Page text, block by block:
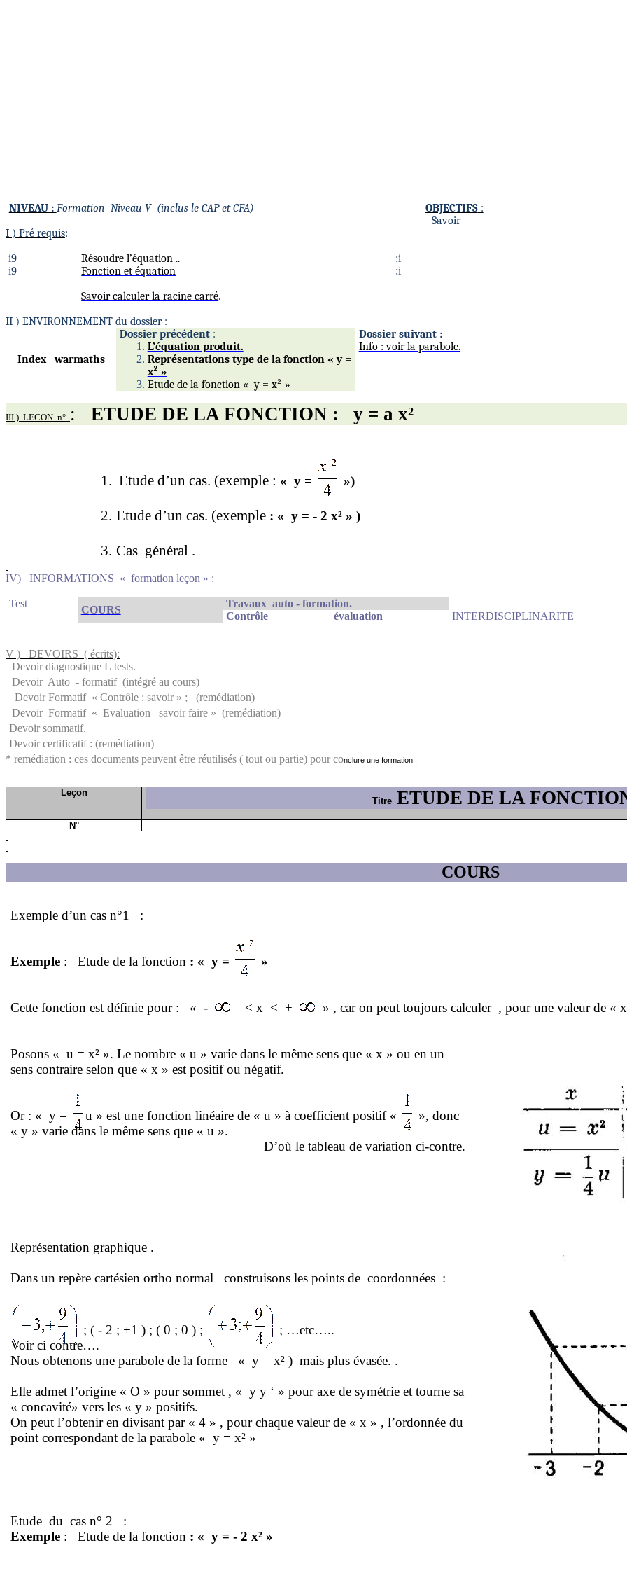
NIVEAU : Formation Niveau V (inclus le CAP et CFA) OBJECTIFS:
- Savoir
I ) Pré requis:
i9 Résoudrel’équation .. :i
i9 Fonction et équation :i
Savoir calculer la racinecarré.
II ) ENVIRONNEMENT du dossier :
Index warmaths
Dossier précédent:
L’équation produit.
Représentations type de la fonction « y =
x² »
Etude de la fonction « y = x² »
Dossier suivant :
Info : voir la parabole.
III ) LECON n° : ETUDE DE LA FONCTION : y = a x²
1. Etude d’un cas. (exemple : « y = »)
2. Etude d’un cas. (exemple : « y = - 2 x² » )
3. Cas général .
IV) INFORMATIONS « formation leçon » :
Test
COURS
Travaux auto - formation.
Contrôle
évaluation INTERDISCIPLINARITE
V ) DEVOIRS ( écrits):
Devoir diagnostique L tests.
Devoir Auto - formatif (intégré au cours)
Devoir Formatif « Contrôle : savoir » ; (remédiation)
Devoir Formatif « Evaluation savoir faire » (remédiation)
Devoirsommatif.
Devoir certificatif : (remédiation)
* remédiation : ces documents peuvent être réutilisés ( tout ou partie) pour conclure une formation .
Leçon
TitreETUDE DE LA
N°
COURS
Exemple d’un cas n°1 :
Exemple : Etude de la fonction : « y = »
Cette fonction est définie pour : « - < x < + » , car on peut toujours calculer , pour une valeur de «
Posons « u = x² ». Le nombre « u » varie dans le même sens que « x » ou en un
sens contraire selon que « x » est positif ou négatif.
Or : « y = u » est une fonction linéaire de « u » à coefficient positif «
», donc
« y » varie dans le même sens que « u ».
D’où le tableau de variation ci-contre.
Représentation graphique .
Dans un repère cartésien ortho normal construisons les points de coordonnées :
;( - 2 ; +1 ) ; ( 0 ; 0 ) ;
; …etc…..
Voir ci contre….
Nous obtenons une parabole de la forme
« y =x² ) mais plus évasée. .
Elle admet l’origine « O » poursommet , « yy ‘ » pour axe de symétrie et tourne sa
« concavité» vers les « y » positifs.
On peut l’obtenir en divisant par « 4 » , pour chaque valeur de « x » , l’ordonnée du
point correspondant de la parabole « y = x² »
Etude du cas n° 2
:
Exemple : Etude de la fonction : « y = - 2 x² »